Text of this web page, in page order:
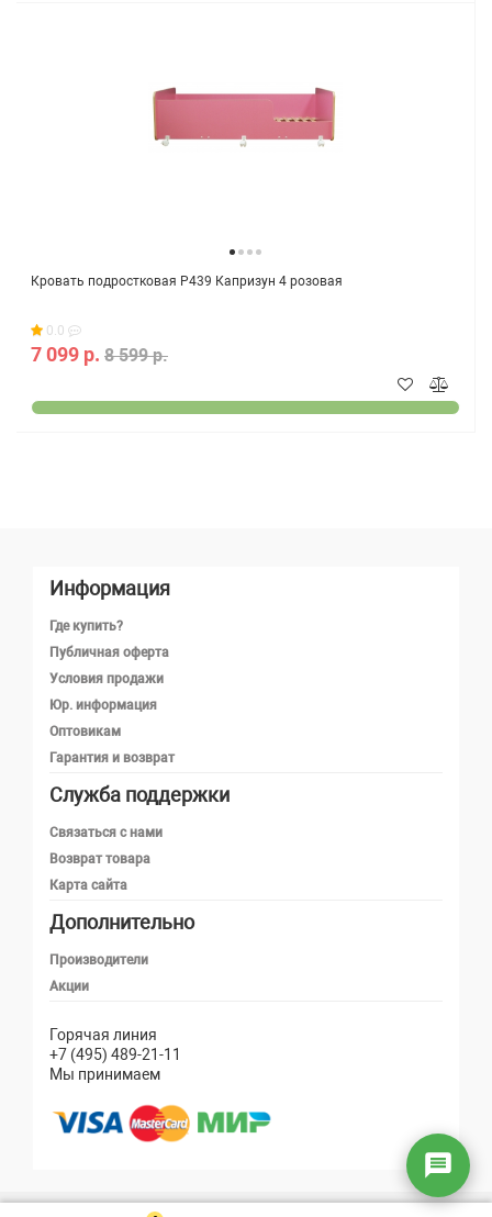
Кровать подростковая Р439 Капризун 4 розовая
0.0
7 099 р. 8 599 р.
Информация
Где купить?
Публичная оферта
Условия продажи
Юр. информация
Оптовикам
Гарантия и возврат
Служба поддержки
Связаться с нами
Возврат товара
Карта сайта
Дополнительно
Производители
Акции
Горячая линия
+7 (495) 489-21-11
Мы принимаем